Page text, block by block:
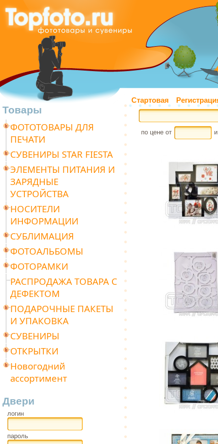
Стартовая
Товары
ФОТОТОВАРЫ ДЛЯ
ПЕЧАТИ
СУВЕНИРЫ STAR FIESTA
ЭЛЕМЕНТЫ ПИТАНИЯ И
ЗАРЯДНЫЕ
УСТРОЙСТВА
НОСИТЕЛИ
ИНФОРМАЦИИ
СУБЛИМАЦИЯ
ФОТОАЛЬБОМЫ
ФОТОРАМКИ
РАСПРОДАЖА ТОВАРА С
ДЕФЕКТОМ
ПОДАРОЧНЫЕ ПАКЕТЫ
И УПАКОВКА
СУВЕНИРЫ
ОТКРЫТКИ
Новогодний
ассортимент
Двери
логин
пароль
по цене от